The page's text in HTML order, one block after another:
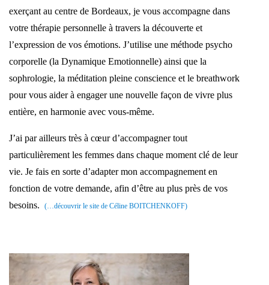
exerçant au centre de Bordeaux, je vous accompagne dans
votre thérapie personnelle à travers la découverte et
l’expression de vos émotions. J’utilise une méthode psycho
corporelle (la Dynamique Emotionnelle) ainsi que la
sophrologie, la méditation pleine conscience et le breathwork
pour vous aider à engager une nouvelle façon de vivre plus
entière, en harmonie avec vous-même.
J’ai par ailleurs très à cœur d’accompagner tout
particulièrement les femmes dans chaque moment clé de leur
vie. Je fais en sorte d’adapter mon accompagnement en
fonction de votre demande, afin d’être au plus près de vos
besoins.
(…découvrir le site de Céline BOITCHENKOFF)